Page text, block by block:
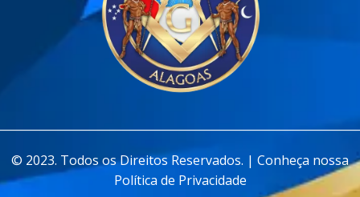
© 2023. Todos os Direitos Reservados. | Conheça nossa
Política de Privacidade